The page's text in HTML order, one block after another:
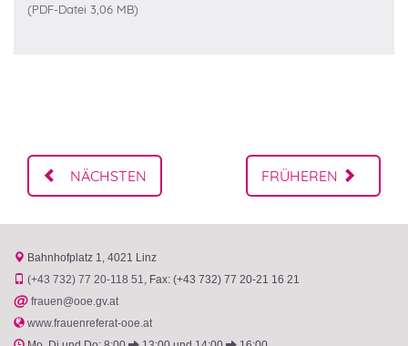
3,06 MB)
NÄCHSTEN FRÜHEREN
Bahnhofplatz 1 4021 Linz
(+43 732) 77 20-118 51 Fax: (+43 732) 77 20-21 16 21
@ frauen@ooe.gv.at
www.frauenreferat-ooe.at